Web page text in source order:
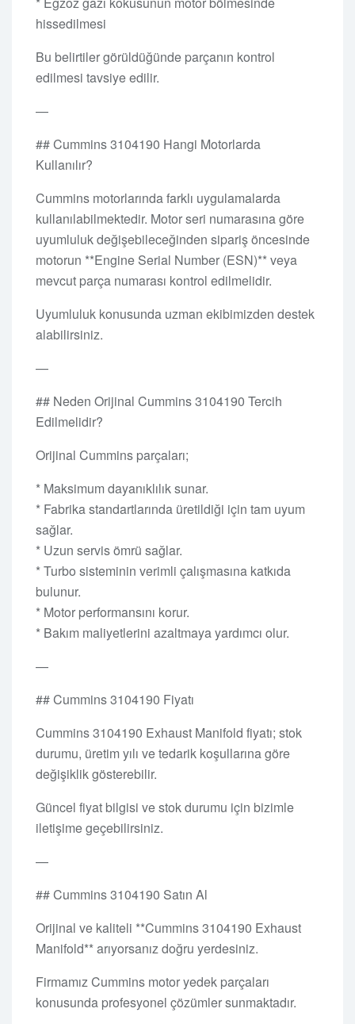
hissedilmesi
Bu belirtiler görüldüğünde parçanın kontrol
edilmesi tavsiye edilir.
—
## Cummins 3104190 Hangi Motorlarda
Kullanılır?
Cummins motorlarında farklı uygulamalarda
kullanılabilmektedir. Motor seri numarasına göre
uyumluluk değişebileceğinden sipariş öncesinde
motorun **Engine Serial Number (ESN)** veya
mevcut parça numarası kontrol edilmelidir.
Uyumluluk konusunda uzman ekibimizden destek
alabilirsiniz.
—
## Neden Orijinal Cummins 3104190 Tercih
Edilmelidir?
Orijinal Cummins parçaları;
* Maksimum dayanıklılık sunar.
* Fabrika standartlarında üretildiği için tam uyum
sağlar.
* Uzun servis ömrü sağlar.
* Turbo sisteminin verimli çalışmasına katkıda
bulunur.
* Motor performansını korur.
* Bakım maliyetlerini azaltmaya yardımcı olur.
—
## Cummins 3104190 Fiyatı
Cummins 3104190 Exhaust Manifold fiyatı; stok
durumu, üretim yılı ve tedarik koşullarına göre
değişiklik gösterebilir.
Güncel fiyat bilgisi ve stok durumu için bizimle
iletişime geçebilirsiniz.
—
## Cummins 3104190 Satın Al
Orijinal ve kaliteli **Cummins 3104190 Exhaust
Manifold** arıyorsanız doğru yerdesiniz.
Firmamız Cummins motor yedek parçaları
konusunda profesyonel çözümler sunmaktadır.